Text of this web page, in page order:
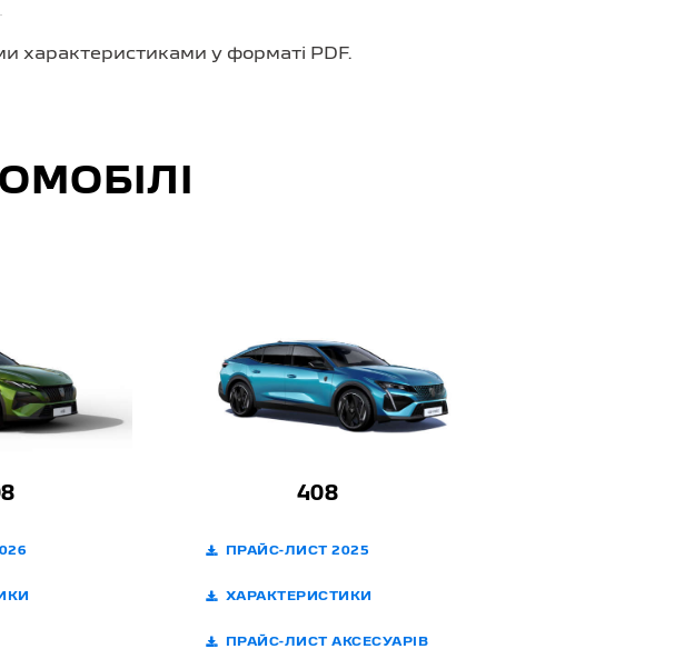
характеристиками у форматі PDF.
408
ПРАЙС-ЛИСТ 2025
ХАРАКТЕРИСТИКИ
ПРАЙС-ЛИСТ АКСЕСУАРІВ